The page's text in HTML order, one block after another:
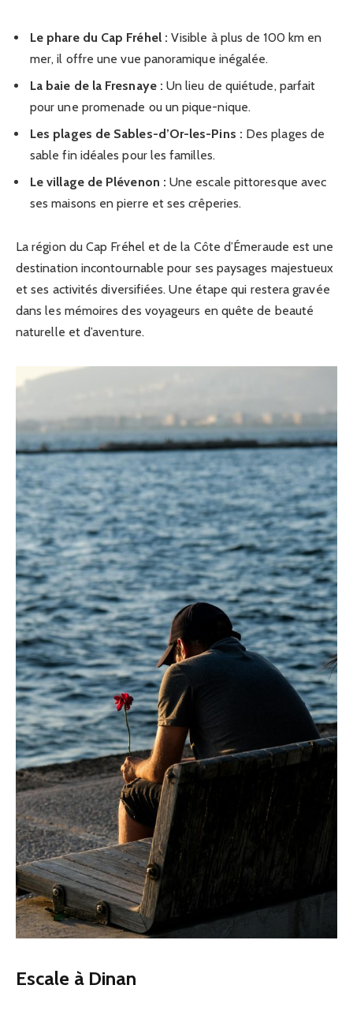
Le phare du Cap Fréhel : Visible à plus de 100 km en
mer, il offre une vue panoramique inégalée.
La baie de la Fresnaye : Un lieu de quiétude, parfait
pour une promenade ou un pique-nique.
Les plages de Sables-d’Or-les-Pins : Des plages de
sable fin idéales pour les familles.
Le village de Plévenon : Une escale pittoresque avec
ses maisons en pierre et ses crêperies.
La région du Cap Fréhel et de la Côte d’Émeraude est une
destination incontournable pour ses paysages majestueux
et ses activités diversifiées. Une étape qui restera gravée
dans les mémoires des voyageurs en quête de beauté
naturelle et d’aventure.
Escale à Dinan